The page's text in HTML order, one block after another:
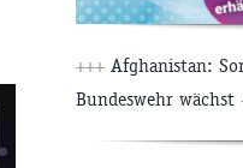
+++ Afghanistan:
Bundeswehr wächst